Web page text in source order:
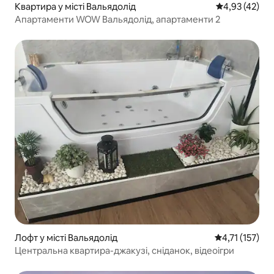
Квартира у місті Вальядолід Середня
4,93 (42)
Апартаменти WOW Вальядолід, апартаменти 2
Лофт у місті Вальядолід Середня
4,71 (157)
Центральна квартира-джакузі, сніданок, відеоігри